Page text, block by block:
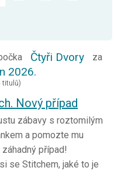
Čtyři Dvory
za
2026.
titulů)
Nový případ
zábavy s roztomilým
a pomozte mu
případ!
se Stitchem, jaké to je